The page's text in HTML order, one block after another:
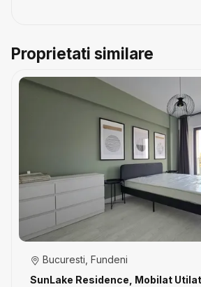
Proprietati similare
SunLake Residence, Mobilat
Bucuresti, Fundeni